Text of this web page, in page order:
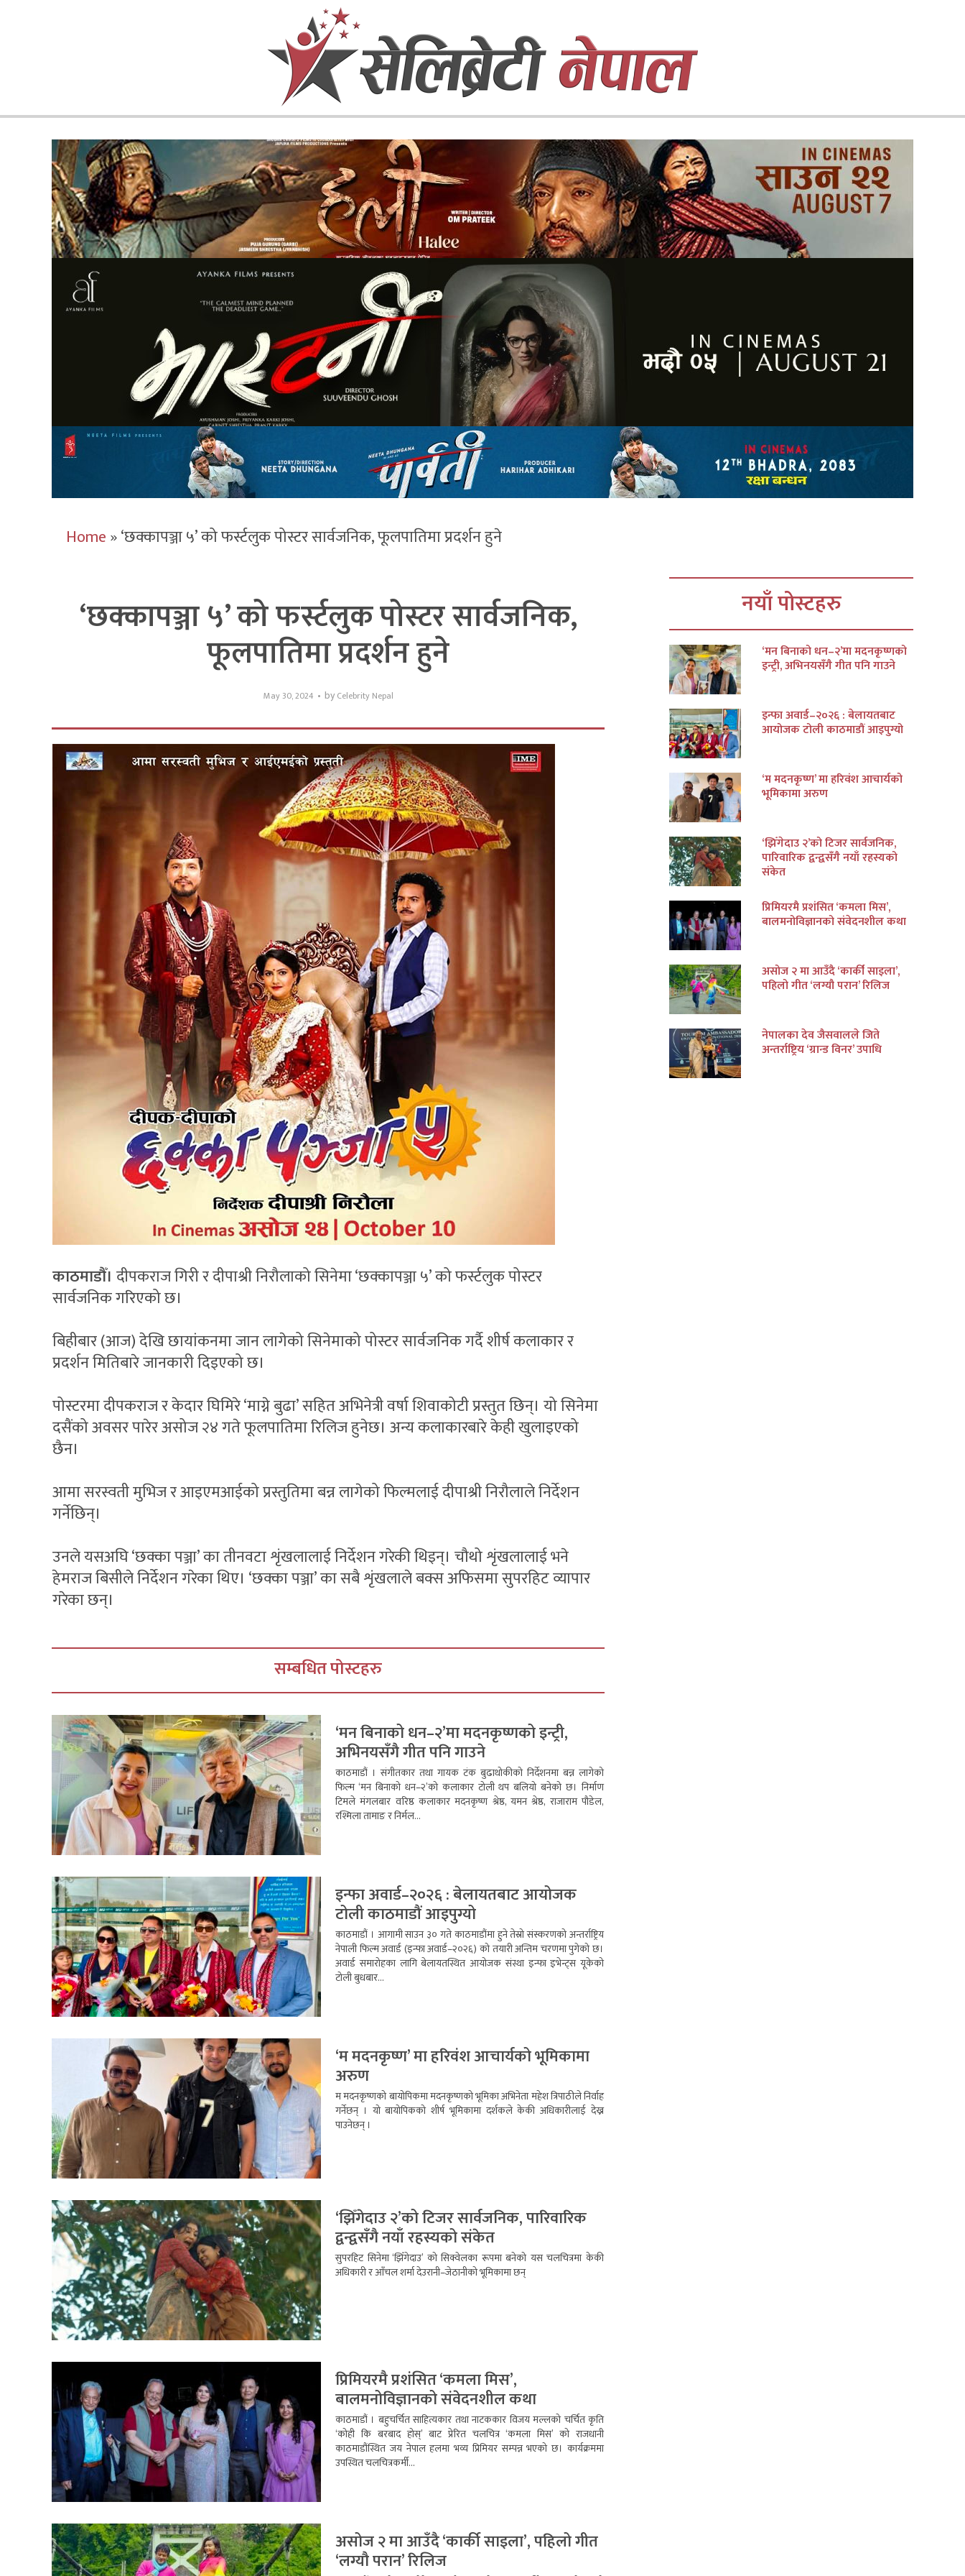
Home»‘छक्कापञ्जा ५’ को फर्स्टलुक पोस्टर सार्वजनिक, फूलपातिमा प्रदर्शन हुने
‘छक्कापञ्जा ५’ को फर्स्टलुक पोस्टर सार्वजनिक,
फूलपातिमा प्रदर्शन हुने
May 30, 2024 by Celebrity Nepal
काठमाडौँ। दीपकराज गिरी र दीपाश्री निरौलाको सिनेमा ‘छक्कापञ्जा ५’ को फर्स्टलुक पोस्टर
सार्वजनिक गरिएको छ।
बिहीबार (आज) देखि छायांकनमा जान लागेको सिनेमाको पोस्टर सार्वजनिक गर्दै शीर्ष कलाकार र
प्रदर्शन मितिबारे जानकारी दिइएको छ।
पोस्टरमा दीपकराज र केदार घिमिरे ‘माग्ने बुढा’ सहित अभिनेत्री वर्षा शिवाकोटी प्रस्तुत छिन्। यो सिनेमा
दसैंको अवसर पारेर असोज २४ गते फूलपातिमा रिलिज हुनेछ। अन्य कलाकारबारे केही खुलाइएको
छैन।
आमा सरस्वती मुभिज र आइएमआईको प्रस्तुतिमा बन्न लागेको फिल्मलाई दीपाश्री निरौलाले निर्देशन
गर्नेछिन्।
उनले यसअघि ‘छक्का पञ्जा’ का तीनवटा शृंखलालाई निर्देशन गरेकी थिइन्। चौथो शृंखलालाई भने
हेमराज बिसीले निर्देशन गरेका थिए। ‘छक्का पञ्जा’ का सबै शृंखलाले बक्स अफिसमा सुपरहिट व्यापार
गरेका छन्।
सम्बधित पोस्टहरु
‘मन बिनाको धन–२’मा मदनकृष्णको इन्ट्री,
अभिनयसँगै गीत पनि गाउने
काठमाडौं । संगीतकार तथा गायक टंक बुढाथोकीको निर्देशनमा बन्न लागेको
फिल्म ‘मन बिनाको धन–२’को कलाकार टोली थप बलियो बनेको छ। निर्माण
टिमले मंगलबार वरिष्ठ कलाकार मदनकृष्ण श्रेष्ठ, यमन श्रेष्ठ, राजाराम पौडेल,
रश्मिला तामाङ र निर्मल...
इन्फा अवार्ड–२०२६ : बेलायतबाट आयोजक
टोली काठमाडौं आइपुग्यो
काठमाडौं । आगामी साउन ३० गते काठमाडौंमा हुने तेस्रो संस्करणको अन्तर्राष्ट्रिय
नेपाली फिल्म अवार्ड (इन्फा अवार्ड–२०२६) को तयारी अन्तिम चरणमा पुगेको छ।
अवार्ड समारोहका लागि बेलायतस्थित आयोजक संस्था इन्फा इभेन्ट्स यूकेको
टोली बुधबार...
‘म मदनकृष्ण’ मा हरिवंश आचार्यको भूमिकामा
अरुण
म मदनकृष्णको बायोपिकमा मदनकृष्णको भूमिका अभिनेता महेश त्रिपाठीले निर्वाह
गर्नेछन् । यो बायोपिकको शीर्ष भूमिकामा दर्शकले केकी अधिकारीलाई देख्न
पाउनेछन् ।
‘झिँगेदाउ २’को टिजर सार्वजनिक, पारिवारिक
द्वन्द्वसँगै नयाँ रहस्यको संकेत
सुपरहिट सिनेमा ‘झिँगेदाउ’ को सिक्वेलका रूपमा बनेको यस चलचित्रमा केकी
अधिकारी र आँचल शर्मा देउरानी–जेठानीको भूमिकामा छन्
प्रिमियरमै प्रशंसित ‘कमला मिस’,
बालमनोविज्ञानको संवेदनशील कथा
काठमाडौं । बहुचर्चित साहित्यकार तथा नाटककार विजय मल्लको चर्चित कृति
‘कोही कि बरबाद होस्’ बाट प्रेरित चलचित्र ‘कमला मिस’ को राजधानी
काठमाडौंस्थित जय नेपाल हलमा भव्य प्रिमियर सम्पन्न भएको छ। कार्यक्रममा
उपस्थित चलचित्रकर्मी...
असोज २ मा आउँदै ‘कार्की साइला’, पहिलो गीत
‘लग्यौ परान’ रिलिज
नयाँ पोस्टहरु
‘मन बिनाको धन–२’मा मदनकृष्णको
इन्ट्री, अभिनयसँगै गीत पनि गाउने
इन्फा अवार्ड–२०२६ : बेलायतबाट
आयोजक टोली काठमाडौं आइपुग्यो
‘म मदनकृष्ण’ मा हरिवंश आचार्यको
भूमिकामा अरुण
‘झिँगेदाउ २’को टिजर सार्वजनिक,
पारिवारिक द्वन्द्वसँगै नयाँ रहस्यको
संकेत
प्रिमियरमै प्रशंसित ‘कमला मिस’,
बालमनोविज्ञानको संवेदनशील कथा
असोज २ मा आउँदै ‘कार्की साइला’,
पहिलो गीत ‘लग्यौ परान’ रिलिज
नेपालका देव जैसवालले जिते
अन्तर्राष्ट्रिय ‘ग्रान्ड विनर’ उपाधि